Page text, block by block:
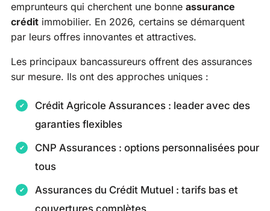
emprunteurs qui cherchent une bonne assurance
crédit immobilier. En 2026, certains se démarquent
par leurs offres innovantes et attractives.
Les principaux bancassureurs offrent des assurances
sur mesure. Ils ont des approches uniques :
Crédit Agricole Assurances : leader avec des
garanties flexibles
CNP Assurances : options personnalisées pour
tous
Assurances du Crédit Mutuel : tarifs bas et